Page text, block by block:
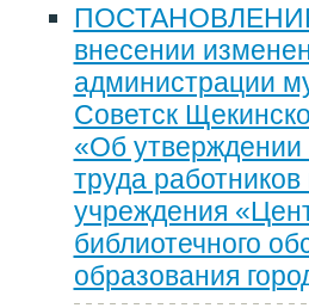
ПОСТАНОВЛЕНИЕ
внесении
администрации
Советск
«Об
труда
учреждения
библиотечного
образования